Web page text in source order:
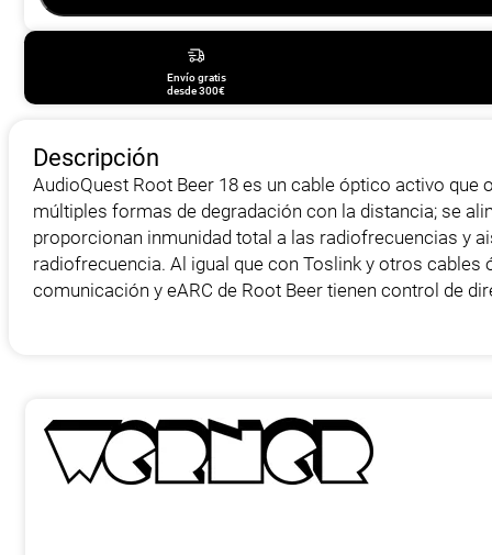
Envío gratis
desde 300€
Descripción
AudioQuest Root Beer 18 es un cable óptico activo
múltiples formas de degradación con la distancia; se
proporcionan inmunidad total a las radiofrecuencias y
radiofrecuencia. Al igual que con Toslink y otros
comunicación y eARC de Root Beer tienen control de